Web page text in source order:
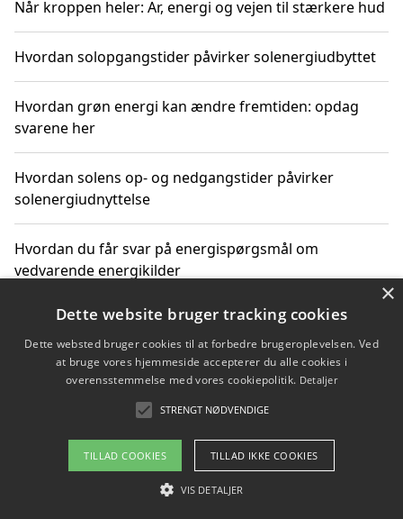
Når kroppen heler: Ar, energi og vejen til stærkere hud
Hvordan solopgangstider påvirker solenergiudbyttet
Hvordan grøn energi kan ændre fremtiden: opdag
svarene her
Hvordan solens op- og nedgangstider påvirker
solenergiudnyttelse
Hvordan du får svar på energispørgsmål om
vedvarende energikilder
Copyright 2026 - Pilanto Aps
Om / kontakt
Blog Betingelser
×
Dette website bruger tracking cookies
Dette websted bruger cookies til at forbedre brugeroplevelsen. Ved
at bruge vores hjemmeside accepterer du alle cookies i
overensstemmelse med vores cookiepolitik. Detaljer
STRENGT NØDVENDIGE
TILLAD COOKIES TILLAD IKKE COOKIES
VIS DETALJER